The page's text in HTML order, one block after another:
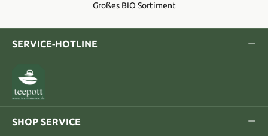
Großes BIO Sortiment
SERVICE-HOTLINE
SHOP SERVICE